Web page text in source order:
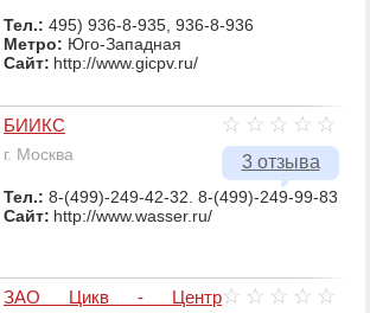
Тел.: 495) 936-8-935, 936-8-936
Метро: Юго-Западная
Сайт: http://www.gicpv.ru/
3 отзыва
БИИКС
г. Москва
Тел.: 8-(499)-249-42-32. 8-(499)-249-99-83
Сайт: http://www.wasser.ru/
ЗАО Цикв - Центр